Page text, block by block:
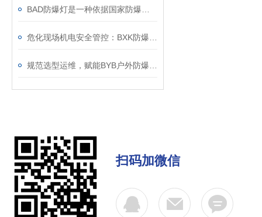
扫码加微信